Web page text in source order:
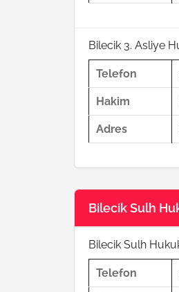
Bilecik 3. Asliye
Telefon
Hakim
Adres
Bilecik Sulh
Bilecik Sulh
Telefon